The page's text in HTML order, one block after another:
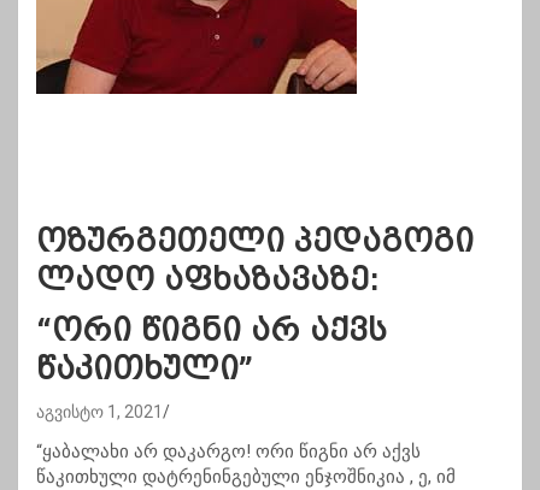
ოზურგეთელი პედაგოგი
ლადო აფხაზავაზე:
“ორი წიგნი არ აქვს
წაკითხული”
აგვისტო 1, 2021
“ყაბალახი არ დაკარგო! ორი წიგნი არ აქვს
წაკითხული დატრენინგებული ენჯოშნიკია , ე, იმ